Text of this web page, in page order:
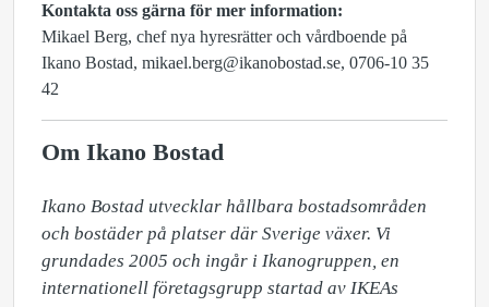
Kontakta oss gärna för mer information:
Mikael Berg, chef nya hyresrätter och vårdboende på
Ikano Bostad, mikael.berg@ikanobostad.se, 0706-10 35
42
Om Ikano Bostad
​Ikano Bostad utvecklar hållbara bostadsområden
och bostäder på platser där Sverige växer. Vi
grundades 2005 och ingår i Ikanogruppen, en
internationell företagsgrupp startad av IKEAs